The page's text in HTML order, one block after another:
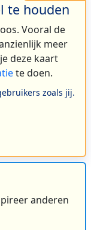
te houden
Vooral de
meer
deze kaart
te doen.
zoals jij.
anderen